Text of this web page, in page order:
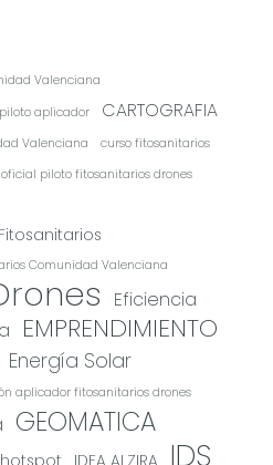
Valenciana
aplicador CARTOGRAFIA
Valenciana
curso fitosanitarios
oficial piloto fitosanitarios drones
Comunidad Valenciana
Eficiencia
EMPRENDIMIENTO
Energía Solar
aplicador fitosanitarios drones
GEOMATICA
hotspot IDEA ALZIRA IDS